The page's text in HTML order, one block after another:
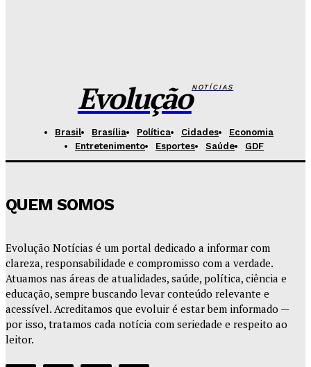
EvoluçãoNOTÍCIAS
Brasil Brasília Política Cidades
Economia
Entretenimento
Esportes Saúde GDF
QUEM SOMOS
Evolução Notícias é um portal dedicado a informar com
clareza, responsabilidade e compromisso com a verdade.
Atuamos nas áreas de atualidades, saúde, política, ciência e
educação, sempre buscando levar conteúdo relevante e
acessível. Acreditamos que evoluir é estar bem informado —
por isso, tratamos cada notícia com seriedade e respeito ao
leitor.